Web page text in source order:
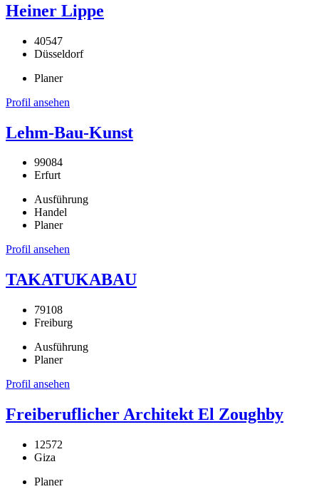
Heiner Lippe
40547
Düsseldorf
Planer
Profil ansehen
Lehm-Bau-Kunst
99084
Erfurt
Ausführung
Handel
Planer
Profil ansehen
TAKATUKABAU
79108
Freiburg
Ausführung
Planer
Profil ansehen
Freiberuflicher Architekt El Zoughby
12572
Giza
Planer